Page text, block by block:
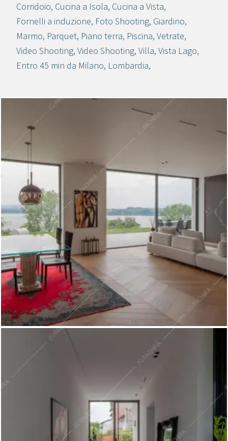
Corridoio, Cucina a Isola, Cucina a Vista,
Fornelli a induzione, Foto Shooting, Giardino,
Marmo, Parquet, Piano terra, Piscina, Vetrate,
Video Shooting, Video Shooting, Villa, Vista Lago,
Entro 45 min da Milano, Lombardia,